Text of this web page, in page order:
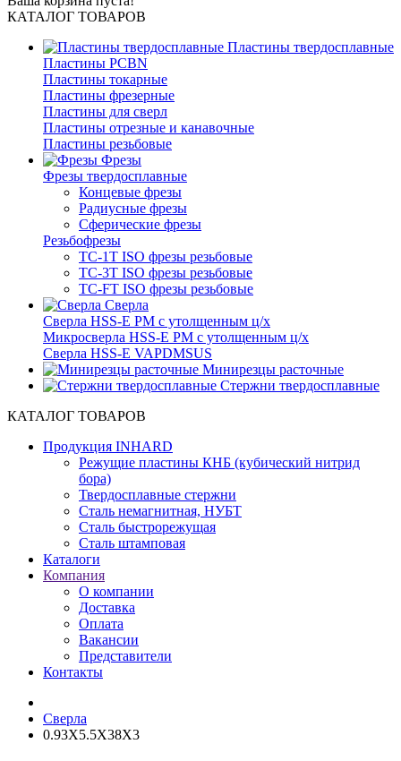
КАТАЛОГ ТОВАРОВ
Пластины твердосплавные
Пластины PCBN
Пластины токарные
Пластины фрезерные
Пластины для сверл
Пластины отрезные и канавочные
Пластины резьбовые
Фрезы
Фрезы твердосплавные
Концевые фрезы
Радиусные фрезы
Сферические фрезы
Резьбофрезы
TC-1T ISO фрезы резьбовые
TC-3T ISO фрезы резьбовые
TC-FT ISO фрезы резьбовые
Сверла
Cверла HSS-E PM c утолщенным ц/х
Микросверла HSS-E PM c утолщенным ц/х
Сверла HSS-E VAPDMSUS
Минирезцы расточные
Cтержни твердосплавные
КАТАЛОГ ТОВАРОВ
Продукция INHARD
Режущие пластины КНБ (кубический нитрид
бора)
Твердосплавные стержни
Сталь немагнитная, НУБТ
Сталь быстрорежущая
Сталь штамповая
Каталоги
Компания
О компании
Доставка
Оплата
Вакансии
Представители
Контакты
Сверла
0.93X5.5X38X3